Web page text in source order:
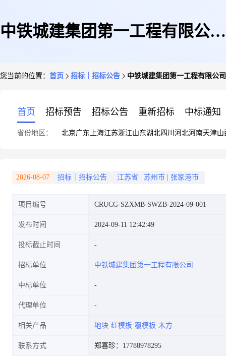
中铁城建集团第一工程有限公司
您当前的位置： 首页 招标｜招标公告 中铁城建集团第一工程有限公
首页 招标预告 招标公告 重新招标 中标通知
省份地区： 北京广东 上海江苏浙江山东湖北四川 河北河南天津山
2026-08-07 招标｜招标公告 江苏省 苏州市 张家港市
项目编号 CRUCG-SZXMB-SWZB-2024-09-001
发布时间 2024-09-11 12:42:49
投标截止时间
招标单位 中铁城建集团第一工程有限公司
中标单位
代理单位
相关产品 地块 红模板 覆模板 木方
联系方式 郑喜珍：17788978295